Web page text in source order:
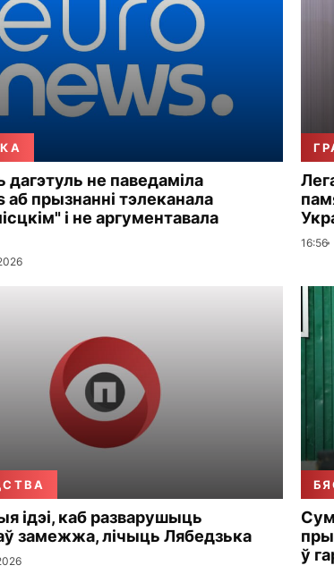
дагэтуль не паведаміла
аб прызнанні тэлеканала
і не аргументавала
16:56
ідэі, каб разварушыць
замежжа, лічыць Лябедзька
ў